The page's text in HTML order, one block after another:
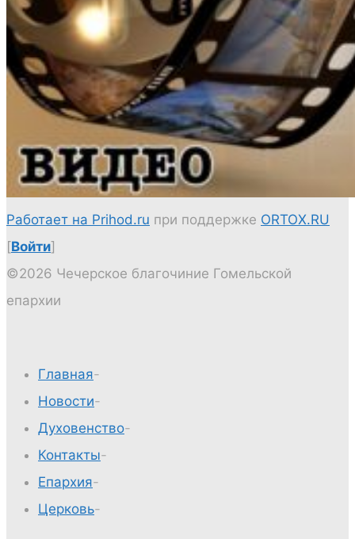
Работает на Prihod.ru при поддержке ORTOX.RU
[Войти]
©2026 Чечерское благочиние Гомельской
епархии
Главная-
Новости-
Духовенство-
Контакты-
Епархия-
Церковь-